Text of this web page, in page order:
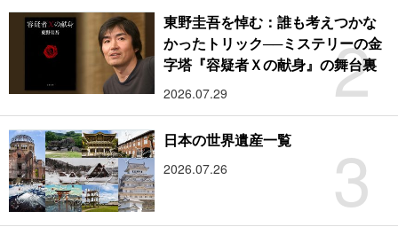
2
東野圭吾を悼む：誰も考えつかな
かったトリック──ミステリーの金
字塔『容疑者Ｘの献身』の舞台裏
2026.07.29
3
日本の世界遺産一覧
2026.07.26